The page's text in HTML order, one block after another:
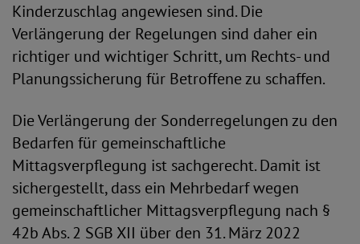
Kinderzuschlag angewiesen sind. Die
Verlängerung der Regelungen sind daher ein
richtiger und wichtiger Schritt, um Rechts- und
Planungssicherung für Betroffene zu schaffen.
Die Verlängerung der Sonderregelungen zu den
Bedarfen für gemeinschaftliche
Mittagsverpflegung ist sachgerecht. Damit ist
sichergestellt, dass ein Mehrbedarf wegen
gemeinschaftlicher Mittagsverpflegung nach §
42b Abs. 2 SGB XII über den 31. März 2022